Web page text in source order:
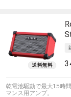
乾電池駆動で最大15時
マンス用アンプ。